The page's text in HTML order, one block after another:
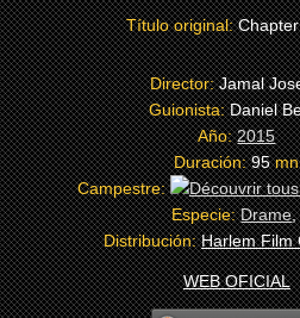
Título original:
Director:Jamal
Guionista:Daniel
Año:2015
Duración:95mn
Campestre:
Especie:Drame
Distribución:Harlem Film
WEB OFICIAL